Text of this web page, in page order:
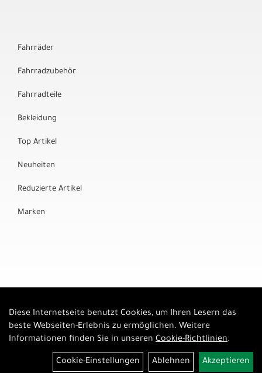
Fahrräder
Fahrradzubehör
Fahrradteile
Bekleidung
Top Artikel
Neuheiten
Reduzierte Artikel
Marken
Diese Internetseite benutzt Cookies, um Ihren Lesern das
beste Webseiten-Erlebnis zu ermöglichen. Weitere
Informationen finden Sie in unseren Cookie-Richtlinien.
Cookie-Einstellungen Ablehnen Akzeptieren
Auftrag widerrufen